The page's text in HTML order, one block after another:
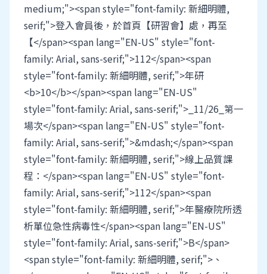
medium;"><span style="font-family: 新細明體,
serif;">登入會員後，於首頁【研習會】處，再至
【</span><span lang="EN-US" style="font-
family: Arial, sans-serif;">112</span><span
style="font-family: 新細明體, serif;">年研
<b>10</b></span><span lang="EN-US"
style="font-family: Arial, sans-serif;">_11/26_第一
場次</span><span lang="EN-US" style="font-
family: Arial, sans-serif;">&mdash;</span><span
style="font-family: 新細明體, serif;">線上品質課
程：</span><span lang="EN-US" style="font-
family: Arial, sans-serif;">112</span><span
style="font-family: 新細明體, serif;">年醫療院所透
析單位急性病毒性</span><span lang="EN-US"
style="font-family: Arial, sans-serif;">B</span>
<span style="font-family: 新細明體, serif;">、